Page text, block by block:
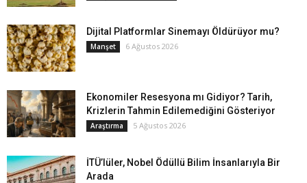
Dijital Platformlar Sinemayı Öldürüyor mu?
Manşet 6 Ağustos 2026
Ekonomiler Resesyona mı Gidiyor? Tarih,
Krizlerin Tahmin Edilemediğini Gösteriyor
Araştırma 5 Ağustos 2026
İTÜ’lüler, Nobel Ödüllü Bilim İnsanlarıyla Bir
Arada